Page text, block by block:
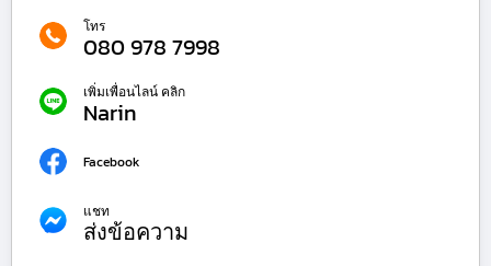
โทร
080 978 7998
เพิ่มเพื่อนไลน์ คลิก
Narin
Facebook
แชท
ส่งข้อความ